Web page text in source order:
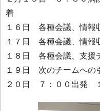
着
１６日 各種会議、情報
１７日 各種会議、情報
１８日 各種会議、支援
１９日 次のチームへの
２０日 ７：００出発